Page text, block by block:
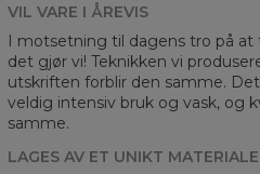
VIL VARE I ÅREVIS
I motsetning til dagens tro på at
det gjør vi! Teknikken vi
utskriften forblir den samme.
veldig intensiv bruk og vask, og
samme.
LAGES AV ET UNIKT MATERIALE